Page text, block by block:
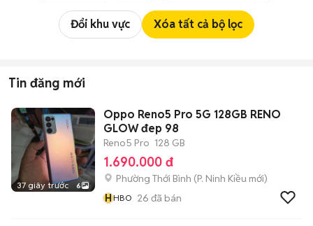
Đổi khu vực Xóa tất cả bộ lọc
Tin đăng mới
37 giây trước 6
Oppo Reno5 Pro 5G 128GB RENO
GLOW đep 98
Reno5 Pro 128 GB
1.690.000 đ
Phường Thới Bình (P. Ninh Kiều mới)
HHBO 26 đã bán